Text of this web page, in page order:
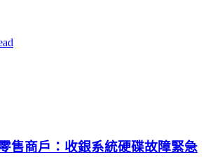
售商戶：收銀系統硬碟故障緊急